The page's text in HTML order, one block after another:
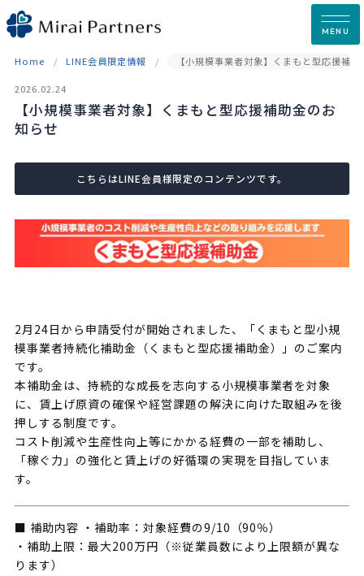
Skip
to
MENU
Home LINE会員限定情報 【小規模事業者対象】くまもと型応援補
2026.02.24
【小規模事業者対象】くまもと型応援補助金のお
知らせ
こちらはLINE会員様限定のコンテンツです。
2月24日から申請受付が開始されました、「くまもと型小規
模事業者持続化補助金（くまもと型応援補助金）」のご案内
です。
本補助金は、持続的な成長を志向する小規模事業者を対象
に、賃上げ原資の確保や経営課題の解決に向けた取組みを後
押しする制度です。
コスト削減や生産性向上等にかかる経費の一部を補助し、
「稼ぐ力」の強化と賃上げの好循環の実現を目指していま
す。
■ 補助内容 ・補助率：対象経費の9/10（90％）
・補助上限：最大200万円（※従業員数により上限額が異な
ります）